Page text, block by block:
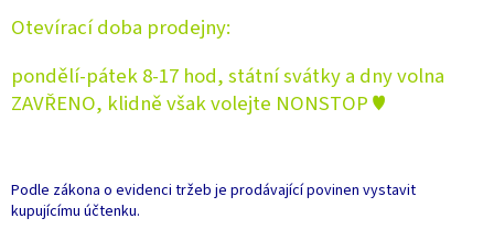
Otevírací doba prodejny:
pondělí-pátek 8-17 hod, státní svátky a dny volna
ZAVŘENO, klidně však volejte NONSTOP ♥
Podle zákona o evidenci tržeb je prodávající povinen vystavit
kupujícímu účtenku.